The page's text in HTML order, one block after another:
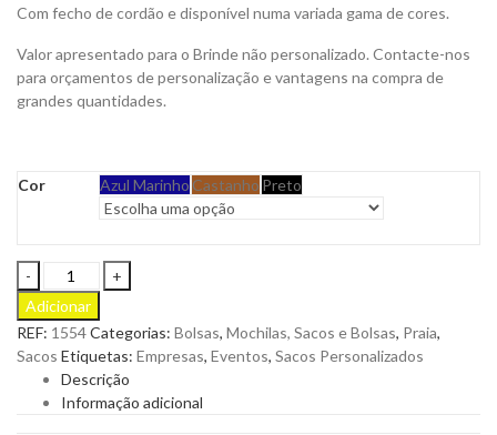
Com fecho de cordão e disponível numa variada gama de cores.
Valor apresentado para o Brinde não personalizado. Contacte-nos
para orçamentos de personalização e vantagens na compra de
grandes quantidades.
Cor Azul Marinho Castanho Preto
Saco
de
Atilhos
Yastrin
em
Poliéster
de
Adicionar
REF: 1554Categorias: Bolsas, Mochilas, Sacos e Bolsas, Praia,
Sacos Etiquetas: Empresas, Eventos, Sacos Personalizados
Descrição
Informação adicional